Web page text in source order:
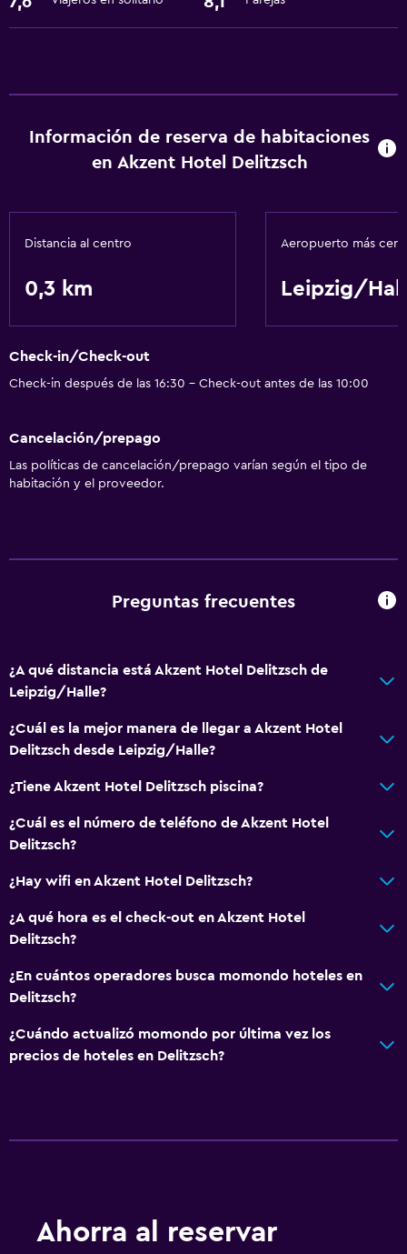
Wifi gratis
Información de reserva de habitaciones
en Akzent Hotel Delitzsch
Distancia al centro
0,3 km
Aeropuerto más
Leipzig/
Check-in/Check-out
Check-in después de las 16:30 - Check-out antes de las 10:00
Cancelación/prepago
Las políticas de cancelación/prepago varían según el tipo de
habitación y el proveedor.
Preguntas frecuentes
¿A qué distancia está Akzent Hotel Delitzsch de
Leipzig/Halle?
¿Cuál es la mejor manera de llegar a Akzent Hotel
Delitzsch desde Leipzig/Halle?
¿Tiene Akzent Hotel Delitzsch piscina?
¿Cuál es el número de teléfono de Akzent Hotel
Delitzsch?
¿Hay wifi en Akzent Hotel Delitzsch?
¿A qué hora es el check-out en Akzent Hotel
Delitzsch?
¿En cuántos operadores busca momondo hoteles en
Delitzsch?
¿Cuándo actualizó momondo por última vez los
precios de hoteles en Delitzsch?
Ahorra al reservar